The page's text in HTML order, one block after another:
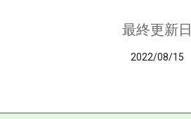
最終更新日
2022/08/15